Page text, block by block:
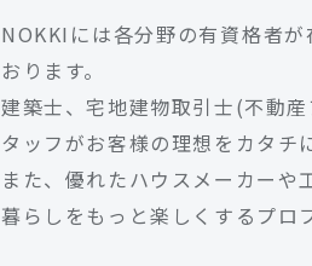
NOKKIには各分野の有資格者
おります。
建築士、宅地建物取引士(不動
タッフがお客様の理想をカタチ
また、優れたハウスメーカーや
暮らしをもっと楽しくするプロ